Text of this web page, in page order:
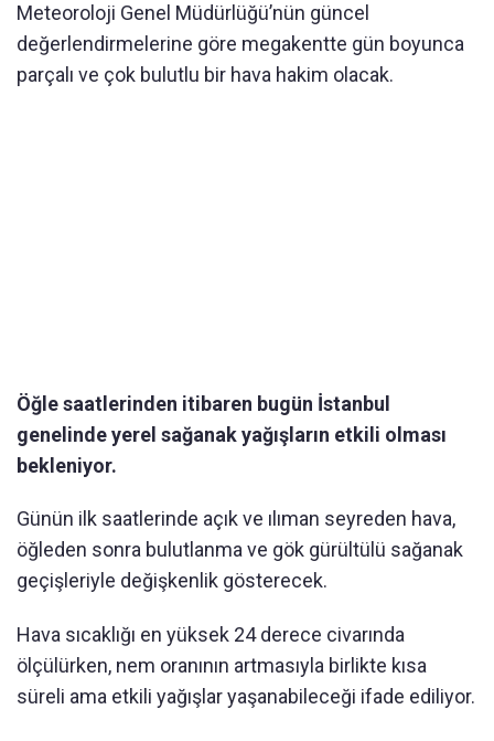
Meteoroloji Genel Müdürlüğü’nün güncel
değerlendirmelerine göre megakentte gün boyunca
parçalı ve çok bulutlu bir hava hakim olacak.
Öğle saatlerinden itibaren bugün İstanbul
genelinde yerel sağanak yağışların etkili olması
bekleniyor.
Günün ilk saatlerinde açık ve ılıman seyreden hava,
öğleden sonra bulutlanma ve gök gürültülü sağanak
geçişleriyle değişkenlik gösterecek.
Hava sıcaklığı en yüksek 24 derece civarında
ölçülürken, nem oranının artmasıyla birlikte kısa
süreli ama etkili yağışlar yaşanabileceği ifade ediliyor.